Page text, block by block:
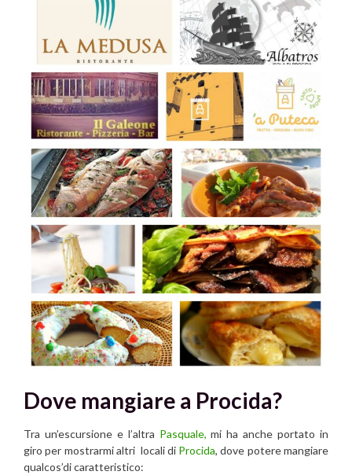
Dove mangiare a Procida?
Tra un’escursione e l’altra Pasquale, mi ha anche portato in
giro per mostrarmi altri locali di Procida, dove potere mangiare
qualcos’di caratteristico: